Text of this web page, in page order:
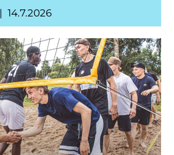
14.7.2026